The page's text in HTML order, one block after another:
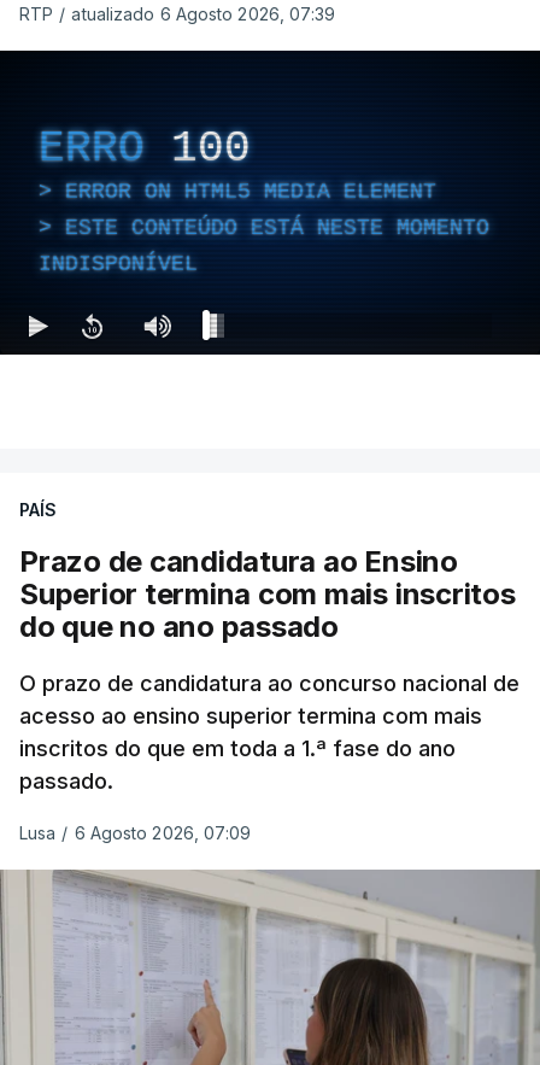
RTP / atualizado 6 Agosto 2026, 07:39
ERRO 100
ERROR ON HTML5 MEDIA ELEMENT
ESTE CONTEÚDO ESTÁ NESTE MOMENTO
INDISPONÍVEL
PAÍS
Prazo de candidatura ao Ensino
Superior termina com mais inscritos
do que no ano passado
O prazo de candidatura ao concurso nacional de
acesso ao ensino superior termina com mais
inscritos do que em toda a 1.ª fase do ano
passado.
Lusa / 6 Agosto 2026, 07:09